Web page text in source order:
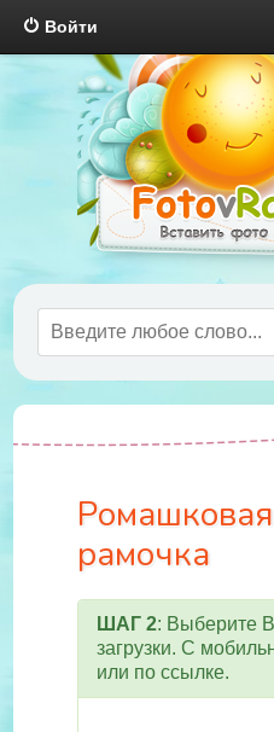
Войти
рамочка
ШАГ 2: Выберите
загрузки. С
или по ссылке.